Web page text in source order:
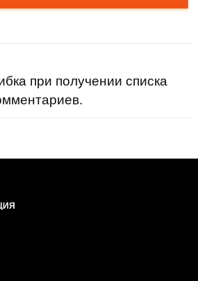
при получении списка